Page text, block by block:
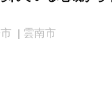
雲南市